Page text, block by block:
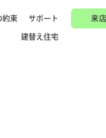
約束 サポート
建替え住宅
来